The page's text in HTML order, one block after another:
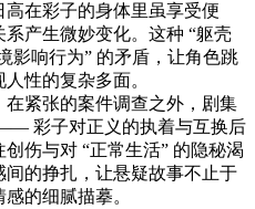
在彩子的身体里虽享受便
产生微妙变化。这种 “躯壳
影响行为” 的矛盾，让角色跳
性的复杂多面。
在紧张的案件调查之外，剧集
彩子对正义的执着与互换后
伤与对 “正常生活” 的隐秘渴
的挣扎，让悬疑故事不止于
的细腻描摹。